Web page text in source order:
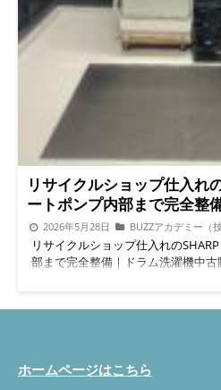
リサイクルショップ仕入れ
ートポンプ内部まで完全整
2026年5月28日 BUZZアカデミー（
リサイクルショップ仕入れの
部まで完全整備｜ドラム洗濯機中古
#555; color: #fff; border: none;
box-sizing: border-box; margin: 0;
family: 'Noto Sans JP', 'Hiragino
ホームページはこちら